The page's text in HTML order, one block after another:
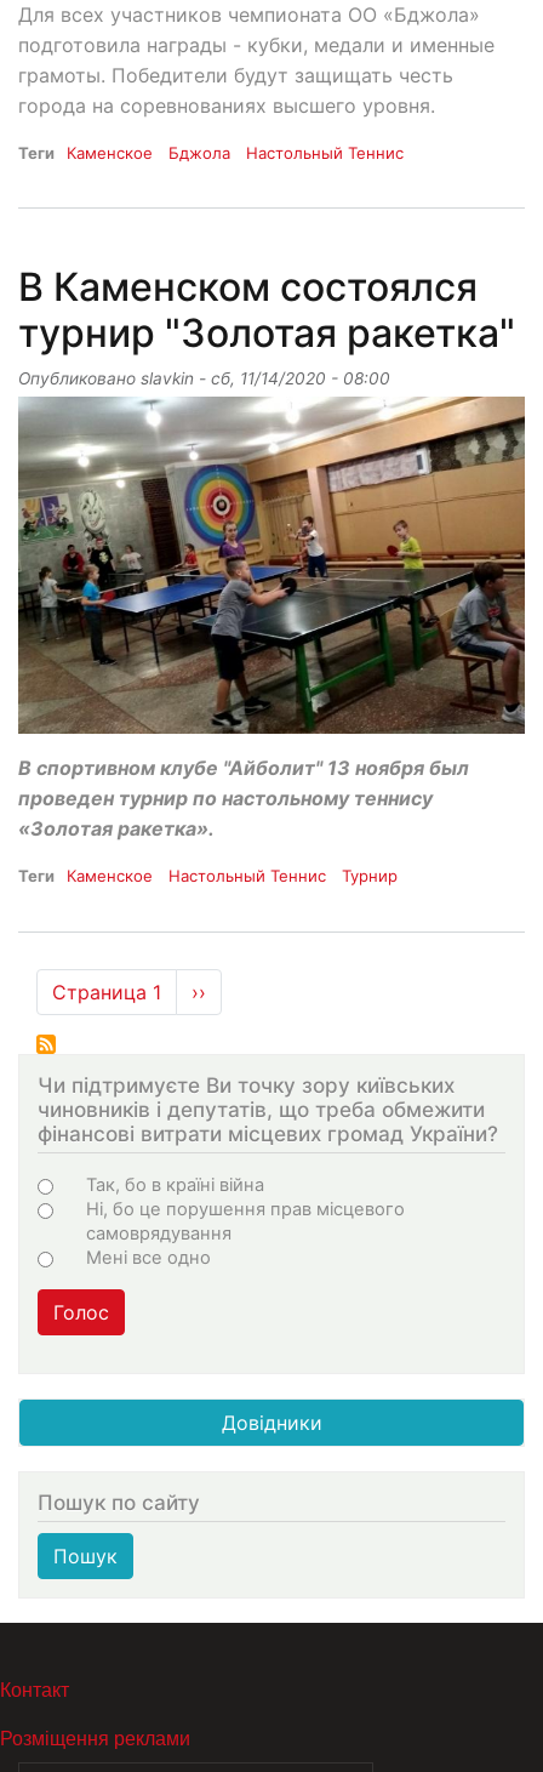
Для всех участников чемпионата ОО «Бджола»
подготовила награды - кубки, медали и именные
грамоты. Победители будут защищать честь
города на соревнованиях высшего уровня.
Теги Каменское Бджола Настольный Теннис
В Каменском состоялся
турнир "Золотая ракетка"
Опубликовано slavkin - сб, 11/14/2020 - 08:00
В спортивном клубе "Айболит" 13 ноября был
проведен турнир по настольному теннису
«Золотая ракетка».
Теги Каменское Настольный Теннис Турнир
Нумерация
страниц
Страница 1
Следующая
страница
››
Чи підтримуєте Ви точку зору київських
чиновників і депутатів, що треба обмежити
фінансові витрати місцевих громад України?
Choices
Так, бо в країні війна
Ні, бо це порушення прав місцевого
самоврядування
Мені все одно
Голос
Довідники
Пошук по сайту
Пошук
МЕНЮ В ПОДВАЛЕ
Контакт
Розміщення реклами